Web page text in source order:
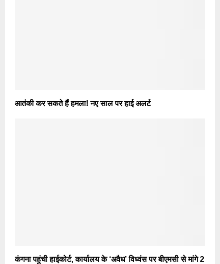
आतंकी कर सकते हैं हमला! नए साल पर हाई अलर्ट
कंगना पहुंची हाईकोर्ट, कार्यालय के ‘अवैध’ विध्वंस पर बीएमसी से मांगे 2